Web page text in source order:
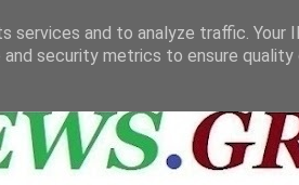
and to analyze traffic. Your
security metrics to ensure